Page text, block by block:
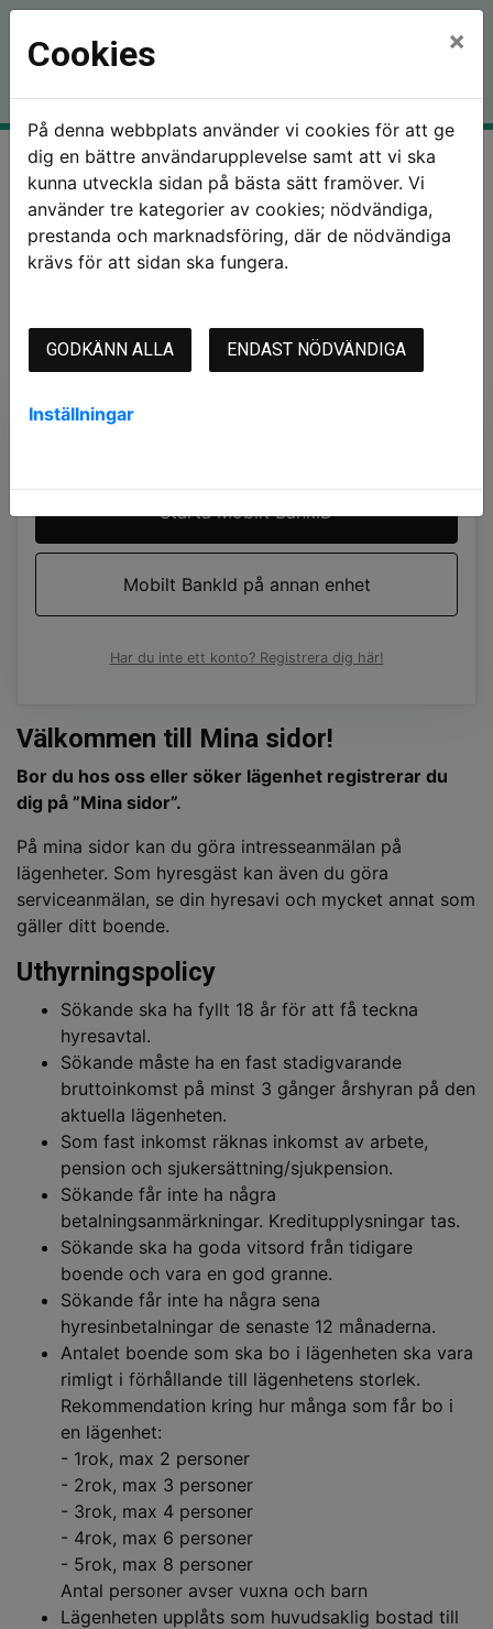
Hem Mina sidor
Mina sidor
Mobilt BankID Lösenord
Starta Mobilt BankID
Mobilt BankId på annan enhet
Har du inte ett konto? Registrera dig här!
Välkommen till Mina sidor!
Bor du hos oss eller söker lägenhet registrerar du
dig på ”Mina sidor”.
På mina sidor kan du göra intresseanmälan på
lägenheter. Som hyresgäst kan även du göra
serviceanmälan, se din hyresavi och mycket annat som
gäller ditt boende.
Uthyrningspolicy
Sökande ska ha fyllt 18 år för att få teckna
hyresavtal.
Sökande måste ha en fast stadigvarande
bruttoinkomst på minst 3 gånger årshyran på den
aktuella lägenheten.
Som fast inkomst räknas inkomst av arbete,
pension och sjukersättning/sjukpension.
Sökande får inte ha några
betalningsanmärkningar. Kreditupplysningar tas.
Sökande ska ha goda vitsord från tidigare
boende och vara en god granne.
Sökande får inte ha några sena
hyresinbetalningar de senaste 12 månaderna.
Antalet boende som ska bo i lägenheten ska vara
rimligt i förhållande till lägenhetens storlek.
Rekommendation kring hur många som får bo i
en lägenhet:
- 1rok, max 2 personer
- 2rok, max 3 personer
- 3rok, max 4 personer
- 4rok, max 6 personer
- 5rok, max 8 personer
Antal personer avser vuxna och barn
Lägenheten upplåts som huvudsaklig bostad till
Cookies ×
På denna webbplats använder vi cookies för att ge
dig en bättre användarupplevelse samt att vi ska
kunna utveckla sidan på bästa sätt framöver. Vi
använder tre kategorier av cookies; nödvändiga,
prestanda och marknadsföring, där de nödvändiga
krävs för att sidan ska fungera.
GODKÄNN ALLA ENDAST NÖDVÄNDIGA
Inställningar